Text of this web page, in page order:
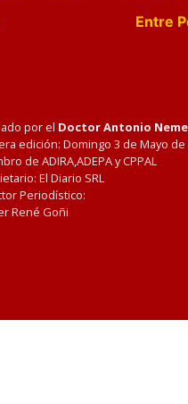
Entre
por el Doctor Antonio
edición: Domingo 3 de Mayo de
de ADIRA,ADEPA y CPPAL
El Diario SRL
Periodístico:
René Goñi